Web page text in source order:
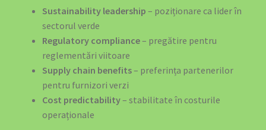
Sustainability leadership – poziționare ca lider în
sectorul verde
Regulatory compliance– pregătire pentru
reglementări viitoare
Supply chain benefits– preferința partenerilor
pentru furnizori verzi
Cost predictability– stabilitate în costurile
operaționale